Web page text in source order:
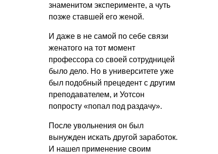
знаменитом эксперименте, а чуть
позже ставшей его женой.
И даже в не самой по себе связи
женатого на тот момент
профессора со своей сотрудницей
было дело. Но в университете уже
был подобный прецедент с другим
преподавателем, и Уотсон
попросту «попал под раздачу».
После увольнения он был
вынужден искать другой заработок.
И нашел применение своим